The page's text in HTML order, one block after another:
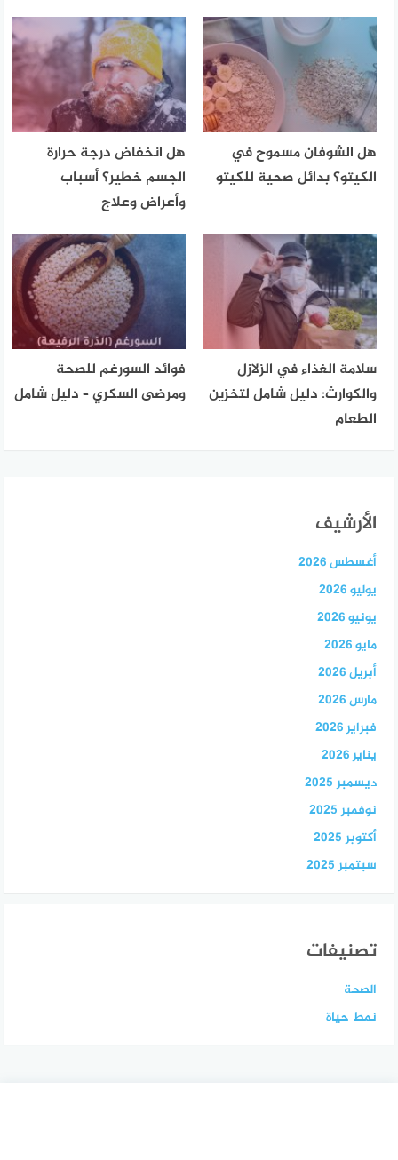
هل الشوفان مسموح في
الكيتو؟ بدائل صحية للكيتو
هل انخفاض درجة حرارة
الجسم خطير؟ أسباب
وأعراض وعلاج
سلامة الغذاء في الزلازل
والكوارث: دليل شامل لتخزين
الطعام
فوائد السورغم للصحة
ومرضى السكري – دليل شامل
الأرشيف
أغسطس 2026
يوليو 2026
يونيو 2026
مايو 2026
أبريل 2026
مارس 2026
فبراير 2026
يناير 2026
ديسمبر 2025
نوفمبر 2025
أكتوبر 2025
سبتمبر 2025
تصنيفات
الصحة
نمط حياة